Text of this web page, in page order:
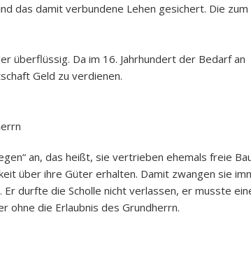
das damit verbundene Lehen gesichert. Die zum
überflüssig. Da im 16. Jahrhundert der Bedarf an
Geld zu verdienen.
an, das heißt, sie vertrieben ehemals freie
über ihre Güter erhalten. Damit zwangen sie
durfte die Scholle nicht verlassen, er musste
die Erlaubnis des Grundherrn.